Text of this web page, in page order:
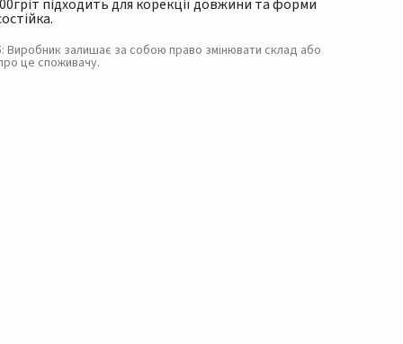
підходить для корекції довжини та форми
Виробник залишає за собою право змінювати склад або
це споживачу.